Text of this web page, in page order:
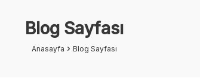
Blog Sayfası
Anasayfa Blog Sayfası